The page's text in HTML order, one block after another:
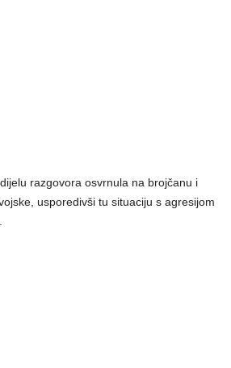
razgovora osvrnula na brojčanu i
usporedivši tu situaciju s agresijom